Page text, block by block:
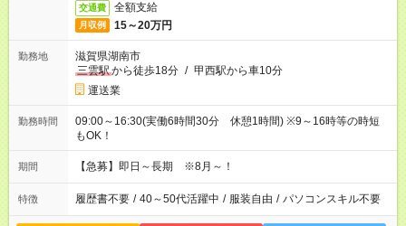
交通費 全額支給
月収例 15～20万円
勤務地
滋賀県湖南市
三雲駅から徒歩18分 / 甲西駅から車10分
運送業
勤務時間
09:00～16:30(実働6時間30分 休憩1時間) ※9～16時等の時短
もOK！
期間 【急募】即日～長期 ※8月～！
特徴 履歴書不要 / 40～50代活躍中 / 服装自由 / パソコンスキル不要